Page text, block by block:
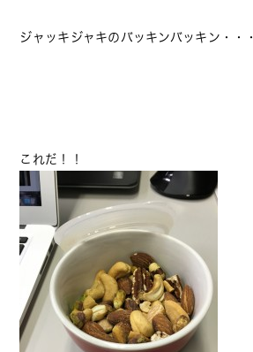
ジャッキジャキのバッキンバッキン・・・
これだ！！